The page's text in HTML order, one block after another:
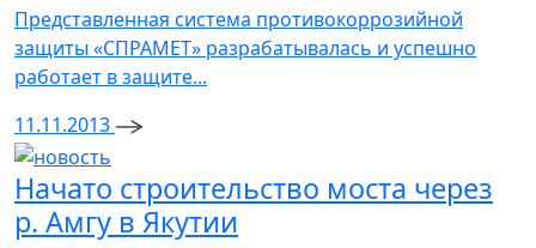
Представленная система противокоррозийной
защиты «СПРАМЕТ» разрабатывалась и успешно
работает в защите...
11.11.2013
Начато строительство моста через
р. Амгу в Якутии